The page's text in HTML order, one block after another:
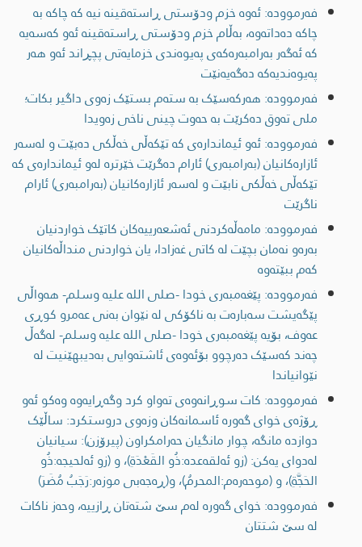
فەرموودە: ئەوە خزم ودۆستی ڕاستەقینە نیە کە چاکە بە
چاکە دەداتەوە، بەڵام خزم ودۆستی ڕاستەقینە ئەو کەسەیە
کە ئەگەر بەرامبەرەکەی پەیوەندی خزمایەتی پچڕاند ئەو هەر
پەیوەندیەکە دەگەیەنێت
فەرموودە: هەرکەسێک بە ستەم بستێک زەوی داگیر بکات؛
ملی تەوق دەکرێت بە حەوت چینی ناخی زەویدا
فەرموودە: ئەو ئیماندارەی کە تێکەڵی خەڵکی دەبێت و لەسەر
ئازارەکانیان (بەرامبەری) ئارام دەگرێت خێرترە لەو ئیماندارەی کە
تێکەڵی خەڵکی نابێت و لەسەر ئازارەکانیان (بەرامبەری) ئارام
ناگرێت
فەرموودە: مامەڵەکردنی ئەشعەرییەکان کاتێک خواردنیان
بەرەو نەمان بچێت لە کاتی غەزادا، یان خواردنی منداڵەکانیان
کەم ببێتەوە
فەرموودە: پێغەمبەری خودا -صلى الله عليه وسلم- هەواڵی
پێگەیشت سەبارەت بە ناکۆکی لە نێوان بەنی عەمرو کوڕی
عەوف، بۆیە پێغەمبەری خودا -صلى الله عليه وسلم- لەگەڵ
چەند کەسێک دەرچوو بۆئەوەى ئاشتەوایی بەدیبهێنیت لە
نێوانیاندا
فەرموودە: کات سوڕانەوەى تەواو کرد وگەڕایەوە وەکو ئەو
ڕۆژەی خواى گەورە ئاسمانەکان وزەوی دروستکرد: ساڵێک
دوازدە مانگە، چوار مانگیان حەرامکراون (پیرۆزن): سیانیان
لەدوای یەکن: (زو ئەلقەعدە:ذُو القَعْدَةِ)، و (زو ئەلحیجە:ذُو
الحَجَّةِ)، و (موحەرەم:المحرمُ)، و(ڕەجەبی موزەر:رَجَبُ مُضَرَ)
فەرموودە: خوای گەورە لەم سێ شتەتان ڕازییە، وحەز ناكات
لە سێ شتتان